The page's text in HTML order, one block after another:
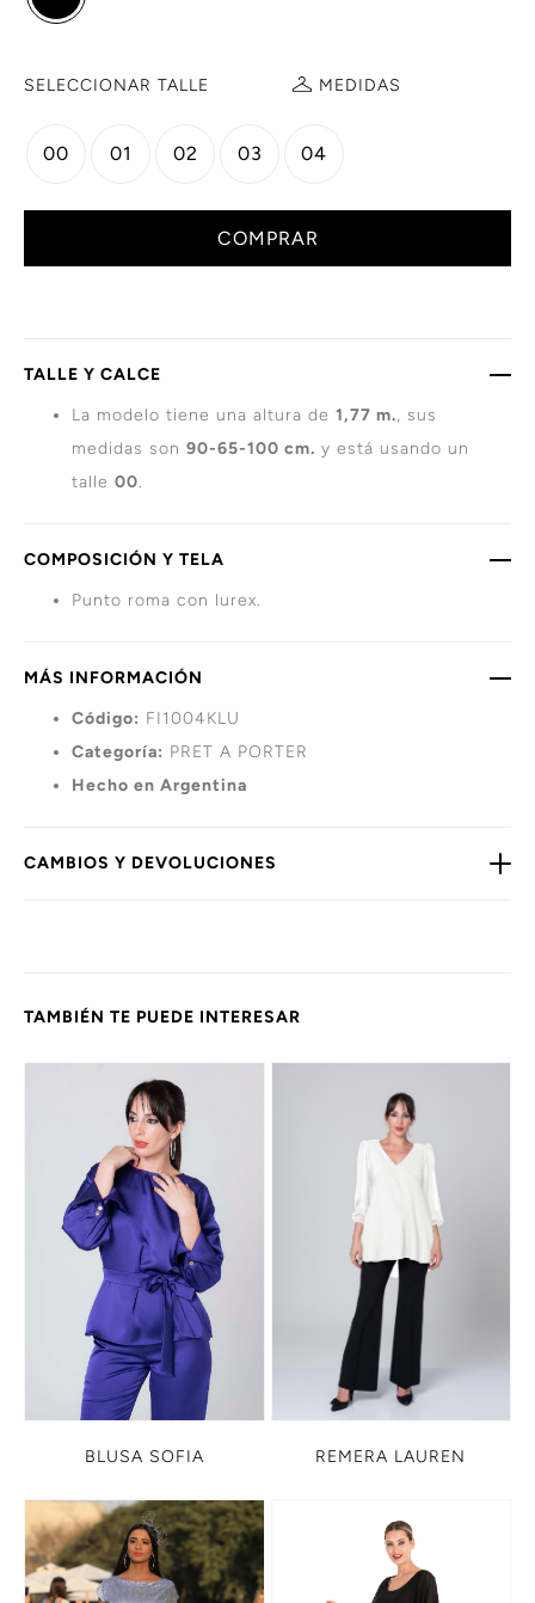
SELECCIONAR TALLE MEDIDAS
00 01 02 03 04
COMPRAR
TALLE Y CALCE
La modelo tiene una altura de 1,77 m., sus
medidas son 90-65-100 cm. y está usando un
talle 00.
COMPOSICIÓN Y TELA
Punto roma con lurex.
MÁS INFORMACIÓN
Código: FI1004KLU
Categoría: PRET A PORTER
Hecho en Argentina
CAMBIOS Y DEVOLUCIONES
TAMBIÉN TE PUEDE INTERESAR
BLUSA SOFIA REMERA LAUREN